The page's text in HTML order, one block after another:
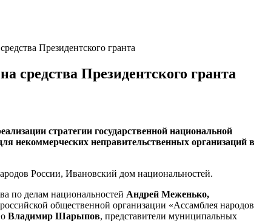
Президентского гранта
средства Президентского гранта
стратегии государственной национальной
некоммерческих неправительственных организаций в
России, Ивановский дом национальностей.
по делам национальностей Андрей Меженько,
общественной организации «Ассамблея народов
Владимир Шарыпов, представители муниципальных